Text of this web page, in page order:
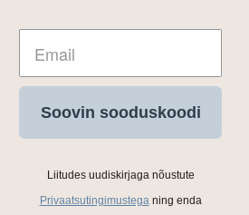
Soovin sooduskoodi
Liitudes uudiskirjaga nõustute
Privaatsutingimustega ning enda